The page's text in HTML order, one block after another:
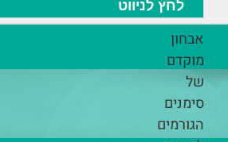
אבחון
מוקדם
של
סימנים
הגורמים